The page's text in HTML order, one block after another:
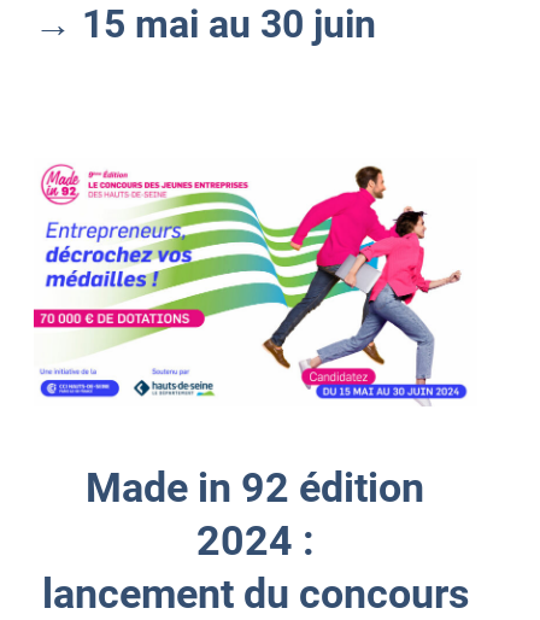
→ 15 mai au 30 juin
Made in 92 édition
2024 :
lancement du concours